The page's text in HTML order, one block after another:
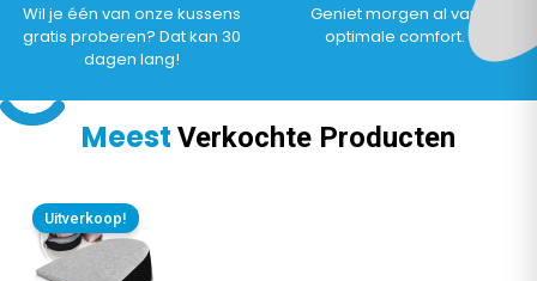
Wil je één van onze kussens
gratis proberen? Dat kan 30
dagen lang!
Geniet morgen al van
optimale comfort.
Meest Verkochte Producten
Uitverkoop!
prijs
was:
€ 42,95.